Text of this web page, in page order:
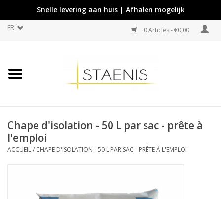
Snelle levering aan huis | Afhalen mogelijk
FR 0 Articles - €0,00
Chape d'isolation - 50 L par sac - prête à
l'emploi
ACCUEIL/ CHAPE D'ISOLATION - 50 L PAR SAC - PRÊTE À L'EMPLOI